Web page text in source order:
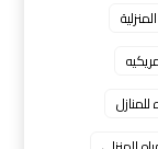
للمنازل